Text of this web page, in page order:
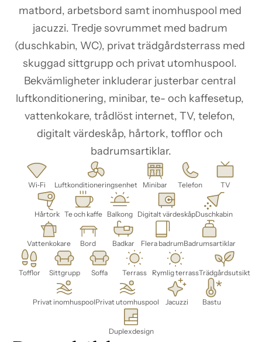
matbord, arbetsbord samt inomhuspool med
jacuzzi. Tredje sovrummet med badrum
(duschkabin, WC), privat trädgårdsterrass med
skuggad sittgrupp och privat utomhuspool.
Bekvämligheter inkluderar justerbar central
luftkonditionering, minibar, te- och kaffesetup,
vattenkokare, trådlöst internet, TV, telefon,
digitalt värdeskåp, hårtork, tofflor och
badrumsartiklar.
Wi‑Fi Luftkonditioneringsenhet Minibar Telefon TV
Hårtork Te och kaffe Balkong Digitalt värdeskåpDuschkabin
Vattenkokare Bord Badkar Flera badrumBadrumsartiklar
Tofflor Sittgrupp Soffa Terrass Rymlig terrassTrädgårdsutsikt
Privat inomhuspoolPrivat utomhuspool Jacuzzi Bastu
Duplexdesign